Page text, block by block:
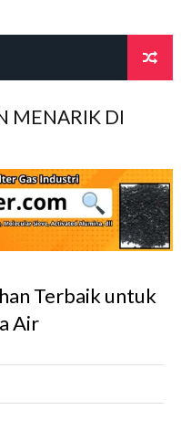
MENARIK DI
Terbaik untuk
Air